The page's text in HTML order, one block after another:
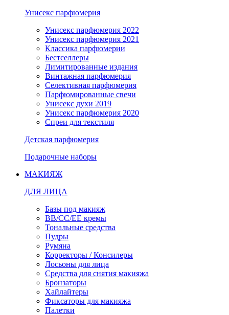
Унисекс парфюмерия
Унисекс парфюмерия 2022
Унисекс парфюмерия 2021
Классика парфюмерии
Бестселлеры
Лимитированные издания
Винтажная парфюмерия
Селективная парфюмерия
Парфюмированные свечи
Унисекс духи 2019
Унисекс парфюмерия 2020
Спреи для текстиля
Детская парфюмерия
Подарочные наборы
МАКИЯЖ
ДЛЯ ЛИЦА
Базы под макияж
BB/CC/EE кремы
Тональные средства
Пудры
Румяна
Корректоры / Консилеры
Лосьоны для лица
Средства для снятия макияжа
Бронзаторы
Хайлайтеры
Фиксаторы для макияжа
Палетки